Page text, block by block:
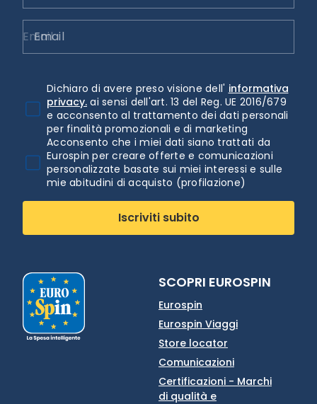
Email
Dichiaro di avere preso visione dell' informativa
privacy. ai sensi dell'art. 13 del Reg. UE 2016/679
e acconsento al trattamento dei dati personali
per finalità promozionali e di marketing
Acconsento che i miei dati siano trattati da
Eurospin per creare offerte e comunicazioni
personalizzate basate sui miei interessi e sulle
mie abitudini di acquisto (profilazione)
Iscriviti subito
SCOPRI EUROSPIN
Eurospin
Eurospin Viaggi
Store locator
Comunicazioni
Certificazioni - Marchi
di qualità e